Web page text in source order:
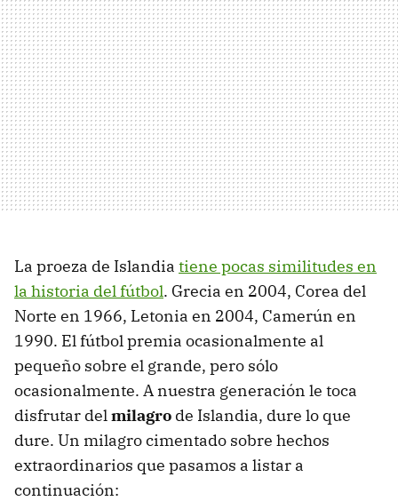
La proeza de Islandia tiene pocas similitudes en
la historia del fútbol. Grecia en 2004, Corea del
Norte en 1966, Letonia en 2004, Camerún en
1990. El fútbol premia ocasionalmente al
pequeño sobre el grande, pero sólo
ocasionalmente. A nuestra generación le toca
disfrutar del milagro de Islandia, dure lo que
dure. Un milagro cimentado sobre hechos
extraordinarios que pasamos a listar a
continuación: